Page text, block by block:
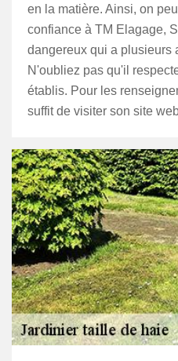
en la matière. Ainsi, on
confiance à TM Elagage,
dangereux qui a plusieurs
N'oubliez pas qu'il
établis. Pour les
suffit de visiter son site